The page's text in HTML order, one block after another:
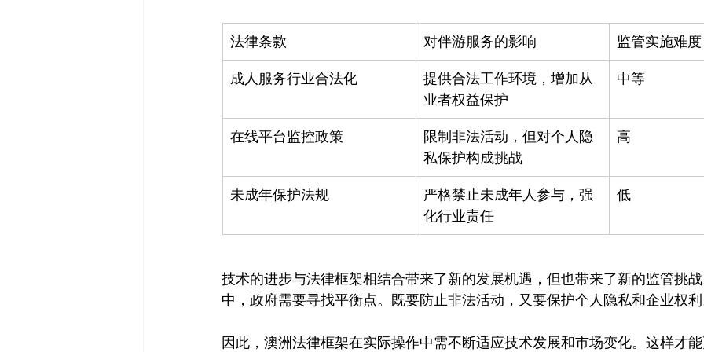
法律条款 对伴游服务的影响 监管实施难度
成人服务行业合法化
提供合法工作环境，增加从
业者权益保护
中等
在线平台监控政策
限制非法活动，但对个人隐
私保护构成挑战
高
未成年保护法规
严格禁止未成年人参与，强
化行业责任
低
技术的进步与法律框架相结合带来了新的发展机遇，但也带来了新的监管挑
中，政府需要寻找平衡点。既要防止非法活动，又要保护个人隐私和企业权
因此，澳洲法律框架在实际操作中需不断适应技术发展和市场变化。这样才